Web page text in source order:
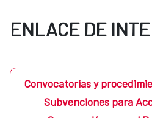
ENLACE DE
Convocatorias y
Subvenciones para